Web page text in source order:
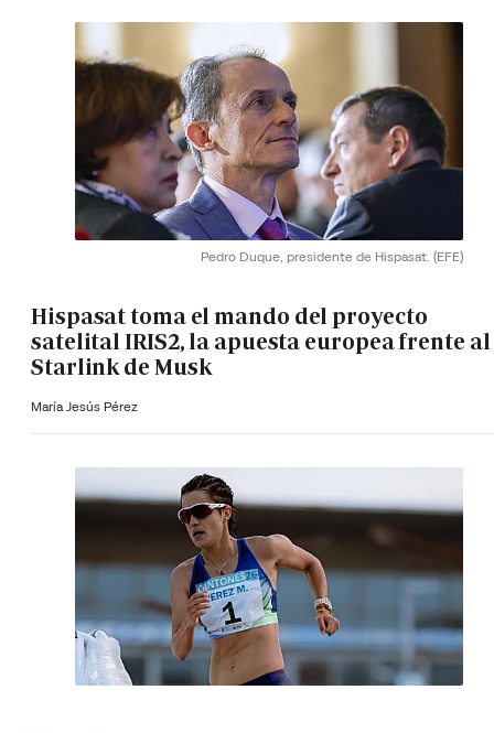
Pedro Duque, presidente de Hispasat. (EFE)
Hispasat toma el mando del proyecto
satelital IRIS2, la apuesta europea frente al
Starlink de Musk
María Jesús Pérez